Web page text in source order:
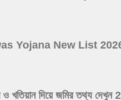
Yojana New List 2026:
ও খতিয়ান দিয়ে জমির